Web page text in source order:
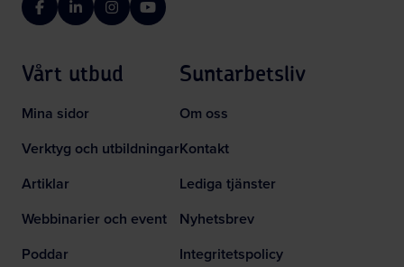
FacebookLinkedInInstagramYouTube
Vårt utbud
Mina sidor
Verktyg och utbildningar
Artiklar
Webbinarier och event
Poddar
Suntarbetsliv
Om oss
Kontakt
Lediga tjänster
Nyhetsbrev
Integritetspolicy